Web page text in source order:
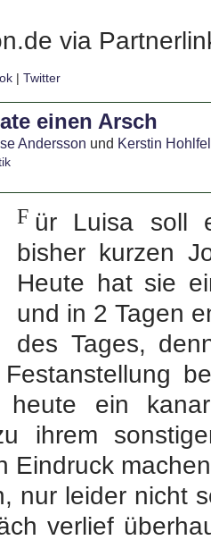
via
| Twitter
einen Arsch
Andersson und Kerstin
F ür Luisa soll
bisher kurzen
Heute hat sie
und in 2 Tagen
des Tages,
ein
ihrem
Eindruck
nur leider nicht
verlief